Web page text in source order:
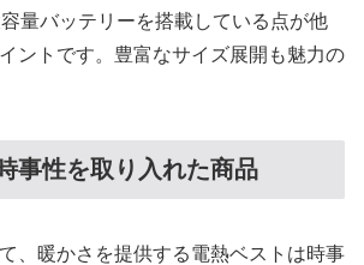
量バッテリーを搭載している点が他
ントです。豊富なサイズ展開も魅力の
事性を取り入れた商品
、暖かさを提供する電熱ベストは時事